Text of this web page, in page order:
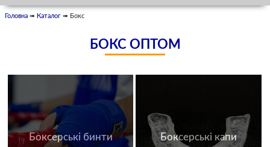
Головна ➠ Каталог ➠ Бокс
БОКС ОПТОМ
Боксерські бинти Боксерські капи